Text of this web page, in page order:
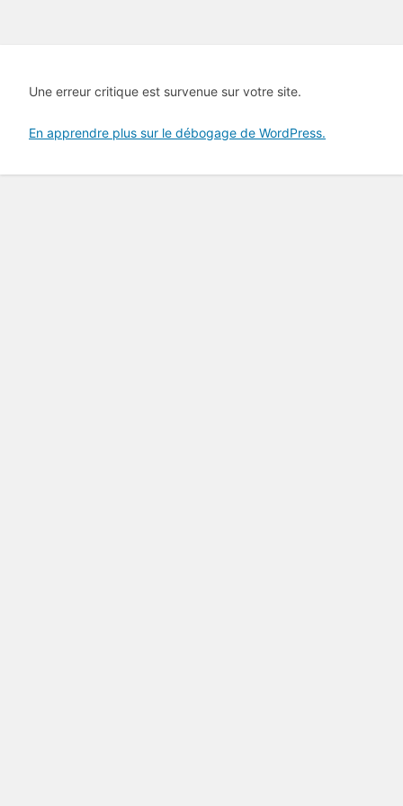
Une erreur critique est survenue sur votre site.
En apprendre plus sur le débogage de WordPress.